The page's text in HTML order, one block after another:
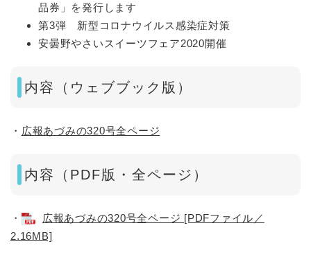
品券」を発行します
第3弾 新型コロナウイルス感染症対策
安曇野やさいスイーツフェア2020開催
内容（ウェブブック版）
・ 広報あづみの320号全ページ
内容（PDF版・全ページ）
・
広報あづみの320号全ページ [PDFファイル／
2.16MB]